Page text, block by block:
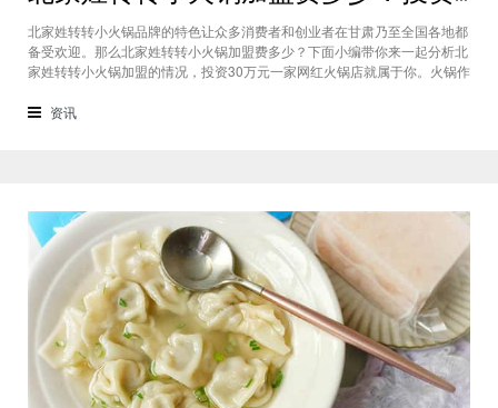
北家姓转转小火锅品牌的特色让众多消费者和创业者在甘肃乃至全国各地都
备受欢迎。那么北家姓转转小火锅加盟费多少？下面小编带你来一起分析北
家姓转转小火锅加盟的情况，投资30万元一家网红火锅店就属于你。火锅作
态存在着。北家姓转转小火锅凭借自己的产品和装修在美食市场当中受到越
资讯